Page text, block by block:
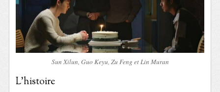
Sun Xilun, Guo Keyu, Zu Feng et Lin Muran
L’histoire